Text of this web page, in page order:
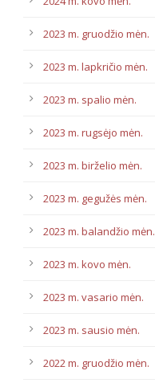
2023 m. gruodžio mėn.
2023 m. lapkričio mėn.
2023 m. spalio mėn.
2023 m. rugsėjo mėn.
2023 m. birželio mėn.
2023 m. gegužės mėn.
2023 m. balandžio mėn.
2023 m. kovo mėn.
2023 m. vasario mėn.
2023 m. sausio mėn.
2022 m. gruodžio mėn.